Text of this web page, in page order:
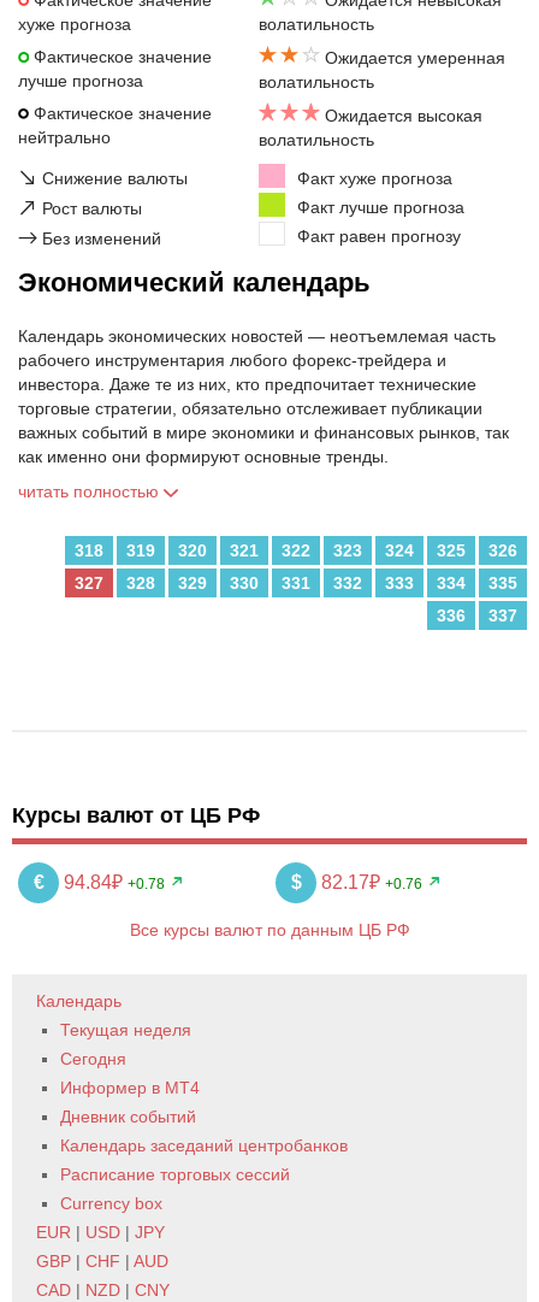
хуже прогноза
Фактическое значение
лучше прогноза
Фактическое значение
нейтрально
волатильность
Ожидается умеренная
волатильность
Ожидается высокая
волатильность
↘ Снижение валюты
↗ Рост валюты
→ Без изменений
Факт хуже прогноза
Факт лучше прогноза
Факт равен прогнозу
Экономический календарь
Календарь экономических новостей — неотъемлемая часть
рабочего инструментария любого форекс-трейдера и
инвестора. Даже те из них, кто предпочитает технические
торговые стратегии, обязательно отслеживает публикации
важных событий в мире экономики и финансовых рынков, так
как именно они формируют основные тренды.
читать полностью
318 319 320 321 322 323 324 325
326
327
328 329 330 331 332 333 334
335
336
337
Курсы валют от ЦБ РФ
€ 94.84₽ +0.78 $ 82.17₽ +0.76
Все курсы валют по данным ЦБ РФ
Календарь
Текущая неделя
Сегодня
Информер в MT4
Дневник событий
Календарь заседаний центробанков
Расписание торговых сессий
Currency box
EUR | USD | JPY
GBP | CHF | AUD
CAD | NZD | CNY